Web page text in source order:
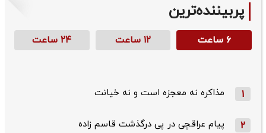
پربیننده‌ترین
۶ ساعت ۱۲ ساعت ۲۴ ساعت
1 مذاکره نه معجزه است و نه خیانت
2 پیام عراقچی در پی درگذشت قاسم‌ زاده